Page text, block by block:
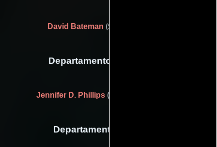
David Bateman (Supervisor musical)
Departamento de vestuario
Jennifer D. Phillips(Asistente de vestuario)
Departamento de reparto